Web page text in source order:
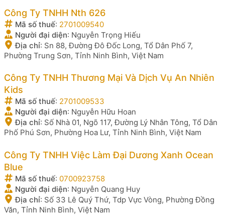
Công Ty TNHH Nth 626
Mã số thuế: 2701009540
Người đại diện: Nguyễn Trọng Hiếu
Địa chỉ: Sn 88, Đường Đô Đốc Long, Tổ Dân Phố 7,
Phường Trung Sơn, Tỉnh Ninh Bình, Việt Nam
Công Ty TNHH Thương Mại Và Dịch Vụ An Nhiên
Kids
Mã số thuế: 2701009533
Người đại diện: Nguyễn Hữu Hoan
Địa chỉ: Số Nhà 01, Ngõ 117, Đường Lý Nhân Tông, Tổ Dân
Phố Phú Sơn, Phường Hoa Lư, Tỉnh Ninh Bình, Việt Nam
Công Ty TNHH Việc Làm Đại Dương Xanh Ocean
Blue
Mã số thuế: 0700923758
Người đại diện: Nguyễn Quang Huy
Địa chỉ: Số 33 Lê Quý Thứ, Tdp Vực Vòng, Phường Đồng
Văn, Tỉnh Ninh Bình, Việt Nam